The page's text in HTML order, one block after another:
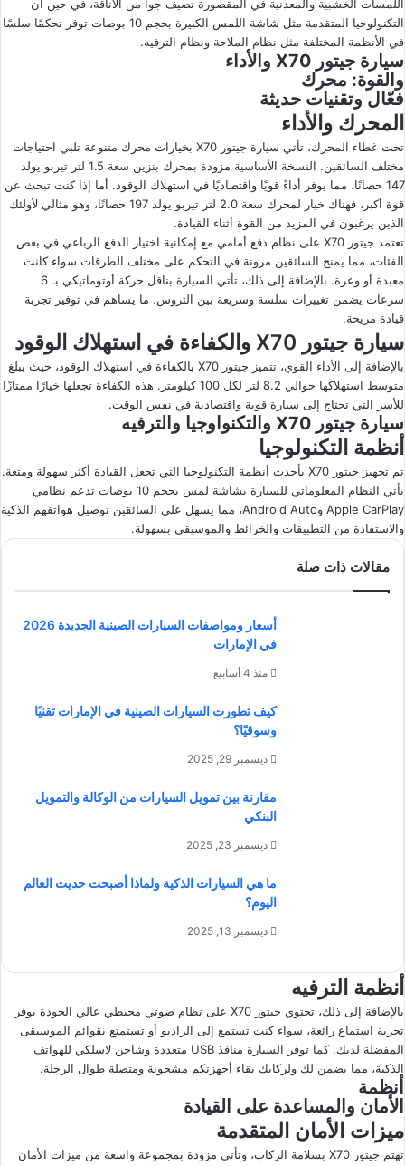
اللمسات الخشبية والمعدنية في المقصورة تضيف جواً من الأناقة، في حين أن
التكنولوجيا المتقدمة مثل شاشة اللمس الكبيرة بحجم 10 بوصات توفر تحكمًا سلسًا
في الأنظمة المختلفة مثل نظام الملاحة ونظام الترفيه.
سيارة جيتور X70 والأداء
والقوة: محرك
فعّال وتقنيات حديثة
المحرك والأداء
تحت غطاء المحرك، تأتي سيارة جيتور X70 بخيارات محرك متنوعة تلبي احتياجات
مختلف السائقين. النسخة الأساسية مزودة بمحرك بنزين سعة 1.5 لتر تيربو يولد
147 حصانًا، مما يوفر أداءً قويًا واقتصاديًا في استهلاك الوقود. أما إذا كنت تبحث عن
قوة أكبر، فهناك خيار لمحرك سعة 2.0 لتر تيربو يولد 197 حصانًا، وهو مثالي لأولئك
الذين يرغبون في المزيد من القوة أثناء القيادة.
تعتمد جيتور X70 على نظام دفع أمامي مع إمكانية اختيار الدفع الرباعي في بعض
الفئات، مما يمنح السائقين مرونة في التحكم على مختلف الطرقات سواء كانت
معبدة أو وعرة. بالإضافة إلى ذلك، تأتي السيارة بناقل حركة أوتوماتيكي بـ 6
سرعات يضمن تغييرات سلسة وسريعة بين التروس، ما يساهم في توفير تجربة
قيادة مريحة.
سيارة جيتور X70 والكفاءة في استهلاك الوقود
بالإضافة إلى الأداء القوي، تتميز جيتور X70 بالكفاءة في استهلاك الوقود، حيث يبلغ
متوسط استهلاكها حوالي 8.2 لتر لكل 100 كيلومتر. هذه الكفاءة تجعلها خيارًا ممتازًا
للأسر التي تحتاج إلى سيارة قوية واقتصادية في نفس الوقت.
سيارة جيتور X70 والتكنواوجيا والترفيه
أنظمة التكنولوجيا
تم تجهيز جيتور X70 بأحدث أنظمة التكنولوجيا التي تجعل القيادة أكثر سهولة ومتعة.
يأتي النظام المعلوماتي للسيارة بشاشة لمس بحجم 10 بوصات تدعم نظامي
Apple CarPlay وAndroid Auto، مما يسهل على السائقين توصيل هواتفهم الذكية
والاستفادة من التطبيقات والخرائط والموسيقى بسهولة.
مقالات ذات صلة
أسعار ومواصفات السيارات الصينية الجديدة 2026
في الإمارات
منذ 4 أسابيع
كيف تطورت السيارات الصينية في الإمارات تقنيًا
وسوقيًا؟
ديسمبر 29, 2025
مقارنة بين تمويل السيارات من الوكالة والتمويل
البنكي
ديسمبر 23, 2025
ما هي السيارات الذكية ولماذا أصبحت حديث العالم
اليوم؟
ديسمبر 13, 2025
أنظمة الترفيه
بالإضافة إلى ذلك، تحتوي جيتور X70 على نظام صوتي محيطي عالي الجودة يوفر
تجربة استماع رائعة، سواء كنت تستمع إلى الراديو أو تستمتع بقوائم الموسيقى
المفضلة لديك. كما توفر السيارة منافذ USB متعددة وشاحن لاسلكي للهواتف
الذكية، مما يضمن لك ولركابك بقاء أجهزتكم مشحونة ومتصلة طوال الرحلة.
أنظمة
الأمان والمساعدة على القيادة
ميزات الأمان المتقدمة
تهتم جيتور X70 بسلامة الركاب، وتأتي مزودة بمجموعة واسعة من ميزات الأمان